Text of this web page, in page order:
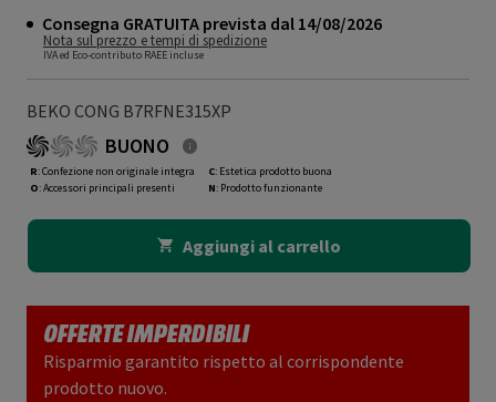
Consegna GRATUITA prevista dal 14/08/2026
Nota sul prezzo e tempi di spedizione
IVA ed Eco-contributo RAEE incluse
BEKO CONG B7RFNE315XP
BUONO
R: Confezione non originale integra
O: Accessori principali presenti
C: Estetica prodotto buona
N: Prodotto funzionante
Aggiungi al carrello
OFFERTE IMPERDIBILI
Risparmio garantito rispetto al corrispondente
prodotto nuovo.